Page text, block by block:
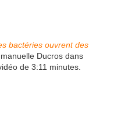
bactéries ouvrent des
Ducros dans
de 3:11 minutes.